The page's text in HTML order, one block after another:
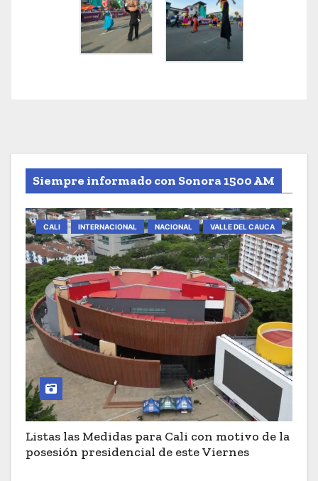
Siempre informado con Sonora 1500 AM
CALI INTERNACIONAL NACIONAL VALLE DEL CAUCA
Listas las Medidas para Cali con motivo de la
posesión presidencial de este Viernes